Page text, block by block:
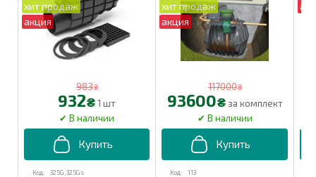
325G,325Gs
983₴
932₴ 1 шт
113
117000₴
93600₴ за комплект